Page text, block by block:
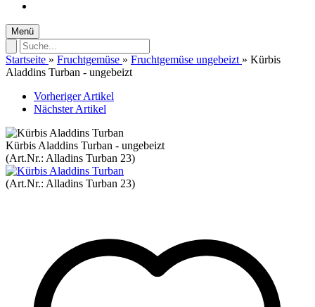
Menü
Startseite » Fruchtgemüse » Fruchtgemüse ungebeizt » Kürbis
Aladdins Turban - ungebeizt
Vorheriger Artikel
Nächster Artikel
Kürbis Aladdins Turban - ungebeizt
(Art.Nr.: Alladins Turban 23)
(Art.Nr.: Alladins Turban 23)